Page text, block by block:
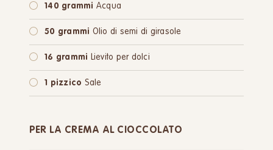
140 grammi Acqua
50 grammi Olio di semi di girasole
16 grammi Lievito per dolci
1 pizzico Sale
PER LA CREMA AL CIOCCOLATO